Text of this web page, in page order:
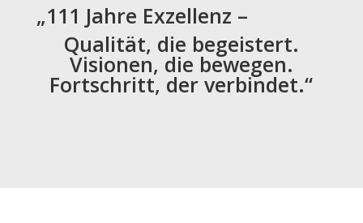
„111 Jahre Exzellenz –
Qualität, die begeistert.
Visionen, die bewegen.
Fortschritt, der verbindet.“